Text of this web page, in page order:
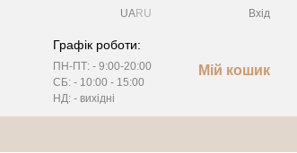
UARU Вхід
Графік роботи:
ПН-ПТ: - 9:00-20:00
СБ: - 10:00 - 15:00
НД: - вихідні
Мій кошик